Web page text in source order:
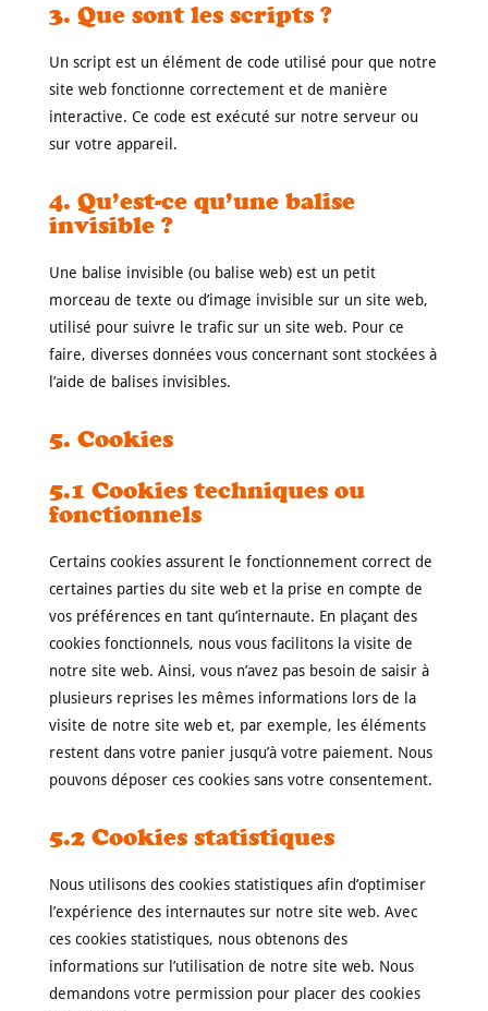
3. Que sont les scripts ?
Un script est un élément de code utilisé pour que notre
site web fonctionne correctement et de manière
interactive. Ce code est exécuté sur notre serveur ou
sur votre appareil.
4. Qu’est-ce qu’une balise
invisible ?
Une balise invisible (ou balise web) est un petit
morceau de texte ou d’image invisible sur un site web,
utilisé pour suivre le trafic sur un site web. Pour ce
faire, diverses données vous concernant sont stockées à
l’aide de balises invisibles.
5. Cookies
5.1 Cookies techniques ou
fonctionnels
Certains cookies assurent le fonctionnement correct de
certaines parties du site web et la prise en compte de
vos préférences en tant qu’internaute. En plaçant des
cookies fonctionnels, nous vous facilitons la visite de
notre site web. Ainsi, vous n’avez pas besoin de saisir à
plusieurs reprises les mêmes informations lors de la
visite de notre site web et, par exemple, les éléments
restent dans votre panier jusqu’à votre paiement. Nous
pouvons déposer ces cookies sans votre consentement.
5.2 Cookies statistiques
Nous utilisons des cookies statistiques afin d’optimiser
l’expérience des internautes sur notre site web. Avec
ces cookies statistiques, nous obtenons des
informations sur l’utilisation de notre site web. Nous
demandons votre permission pour placer des cookies